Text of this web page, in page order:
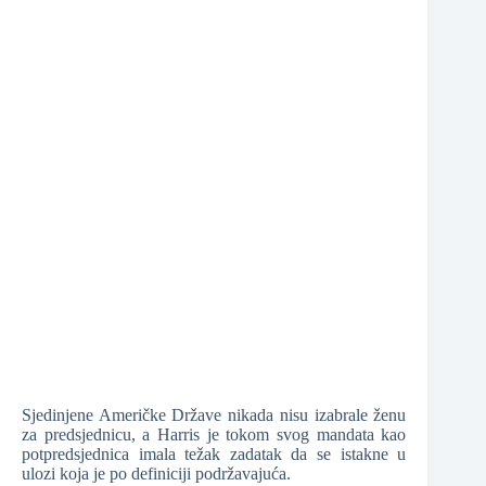
Sjedinjene Američke Države nikada nisu izabrale ženu
za predsjednicu, a Harris je tokom svog mandata kao
potpredsjednica imala težak zadatak da se istakne u
ulozi koja je po definiciji podržavajuća.